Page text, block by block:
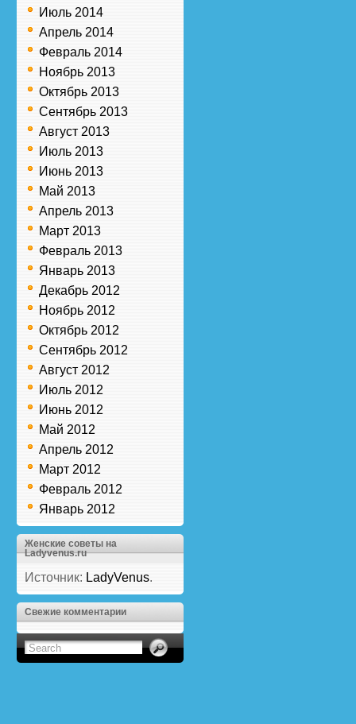
Июль 2014
Апрель 2014
Февраль 2014
Ноябрь 2013
Октябрь 2013
Сентябрь 2013
Август 2013
Июль 2013
Июнь 2013
Май 2013
Апрель 2013
Март 2013
Февраль 2013
Январь 2013
Декабрь 2012
Ноябрь 2012
Октябрь 2012
Сентябрь 2012
Август 2012
Июль 2012
Июнь 2012
Май 2012
Апрель 2012
Март 2012
Февраль 2012
Январь 2012
Женские советы на
Ladyvenus.ru
Источник: LadyVenus.
Свежие комментарии